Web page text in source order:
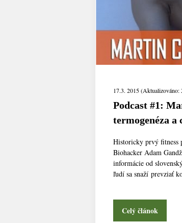
17.3. 2015 (Aktualizováno:
Podcast #1:
termogenéza a
Historicky prvý fitness
Biohacker Adam
informácie od
ľudí sa snaží prevziať
Celý článok